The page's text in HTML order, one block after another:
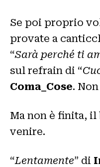
Se poi proprio
provate a
“Sarà perché ti
sul refrain di “
Coma_Cose.
Ma non è finita,
venire.
“Lentamente” di